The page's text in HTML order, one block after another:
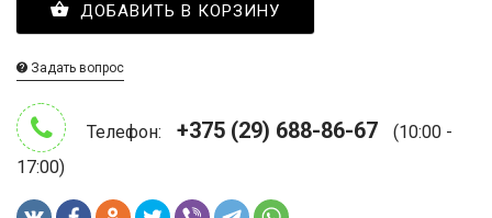
ДОБАВИТЬ В КОРЗИНУ
Задать вопрос
Телефон: +375 (29) 688-86-67
(10:00 -
17:00)